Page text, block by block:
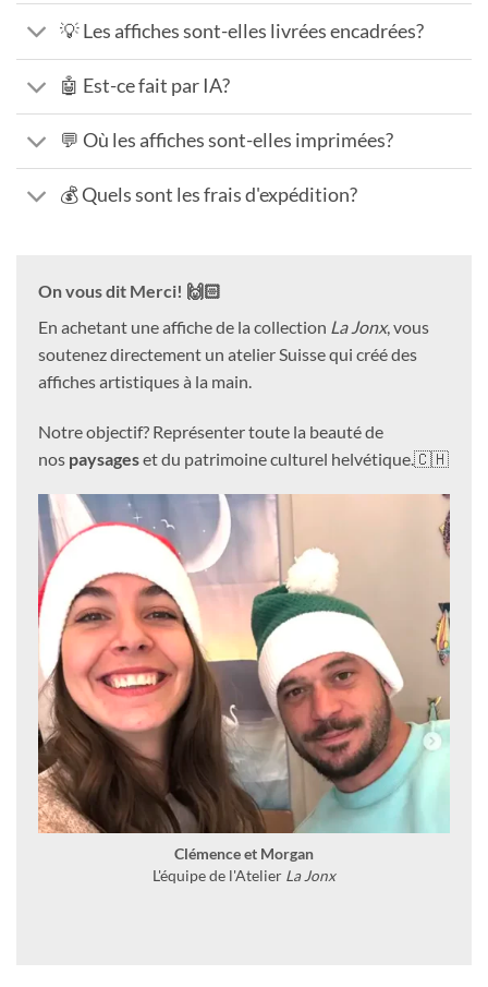
💡 Les affiches sont-elles livrées encadrées?
🤖 Est-ce fait par IA?
💬 Où les affiches sont-elles imprimées?
💰 Quels sont les frais d'expédition?
On vous dit Merci! 🙌🏻
En achetant une affiche de la collection La Jonx, vous
soutenez directement un atelier Suisse qui créé des
affiches artistiques à la main.
Notre objectif? Représenter toute la beauté de
nos paysageset du patrimoine culturel helvétique.🇨🇭
Clémence et Morgan
L'équipe de l'Atelier La Jonx